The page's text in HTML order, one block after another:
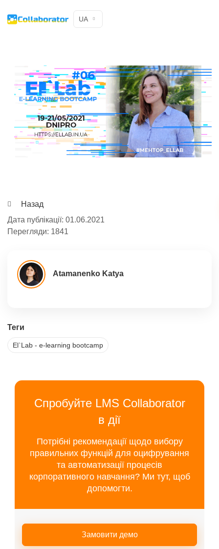
UA
Назад
Дата публікації: 01.06.2021
Перегляди: 1841
Atamanenko Katya
Теги
El`Lab - e-learning bootcamp
Спробуйте LMS Collaborator
в дії
Потрібні рекомендації щодо вибору
правильних функцій для оцифрування
та автоматизації процесів
корпоративного навчання? Ми тут, щоб
допомогти.
Замовити демо